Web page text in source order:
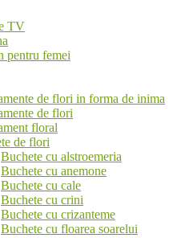
TV
pentru femei
de flori in forma de inima
de flori
floral
de flori
Buchete cu alstroemeria
Buchete cu anemone
Buchete cu cale
Buchete cu crini
Buchete cu crizanteme
Buchete cu floarea soarelui